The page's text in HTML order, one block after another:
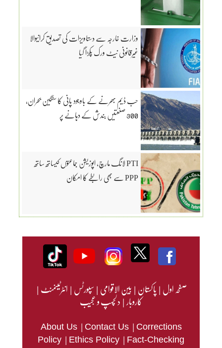
وزارت خارجہ سے دستاویزات کی تصدیق کرانیوالا
غیرقانونی نیٹ ورک پکڑا گیا
حب ڈیم بھرنے کے باوجود پانی کا سنگین بحران،
300 صنعتیں بندش کے دہانے پر
PTI لانگ مارچ، اپوزیشن جماعتوں کیساتھ ساتھ
PPP سے بھی رابطے کا امکان
صفحہ اول|پاکستان|بین الاقوامی|سپورٹس|انٹرٹینمنٹ|
کاروبار|دلچسپ و عجیب
About Us | Contact Us | Corrections
Policy | Ethics Policy | Fact-Checking